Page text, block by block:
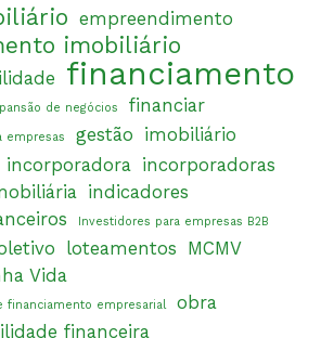
empreendimento
imobiliário
financiamento
de negócios financiar
empresas gestão imobiliário
incorporadora incorporadoras
indicadores
Investidores para empresas B2B
loteamentos MCMV
Vida
financiamento empresarial
obra
financeira